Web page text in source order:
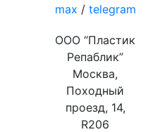
max / telegram
ООО “Пластик
Репаблик”
Москва,
Походный
проезд, 14,
R206